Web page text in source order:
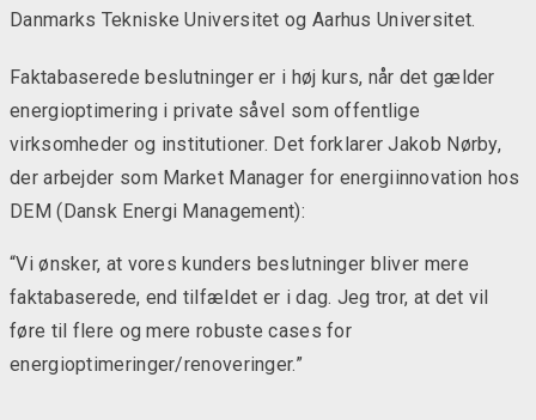
Danmarks Tekniske Universitet og Aarhus Universitet.
Faktabaserede beslutninger er i høj kurs, når det gælder
energioptimering i private såvel som offentlige
virksomheder og institutioner. Det forklarer Jakob Nørby,
der arbejder som Market Manager for energiinnovation hos
DEM (Dansk Energi Management):
“Vi ønsker, at vores kunders beslutninger bliver mere
faktabaserede, end tilfældet er i dag. Jeg tror, at det vil
føre til flere og mere robuste cases for
energioptimeringer/renoveringer.”